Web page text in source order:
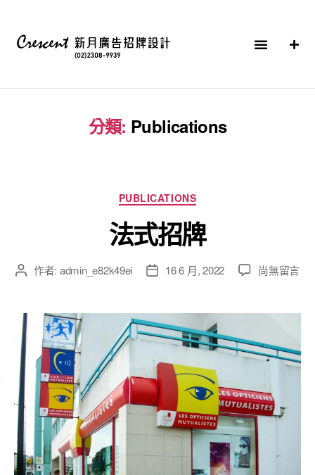
分類: Publications
PUBLICATIONS
法式招牌
作者: admin_e82k49ei 16 6 月, 2022 尚無留言